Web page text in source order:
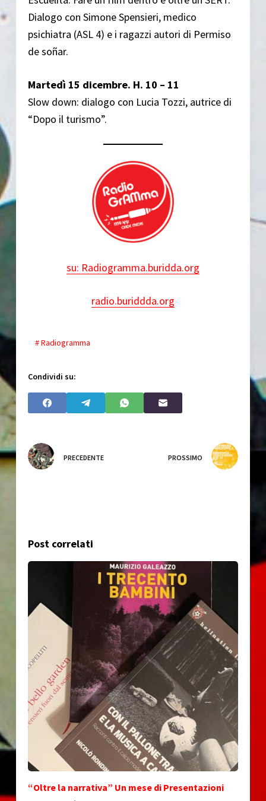
Dialogo con Simone Spensieri, medico
psichiatra (ASL 4) e i ragazzi autori di Permiso
de soñar.
Martedì 15 dicembre. H. 10 – 11
Slow down: dialogo con Lucia Tozzi, autrice di
“Dopo il turismo”.
su: Radiogramma.buridda.org
radio.buriddda.org
# Radiogramma
Condividi su:
PRECEDENTE PROSSIMO
Post correlati
“Oltre la narrativa” Un mese di Presentazioni